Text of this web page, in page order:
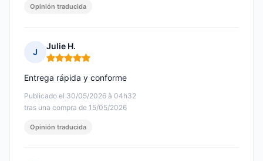
Opinión traducida
J
Julie H.
Nota: 5 de 5
Publicado el 30/05/2026 à 04h32
tras una compra de 15/05/2026
Entrega rápida y conforme
Opinión traducida